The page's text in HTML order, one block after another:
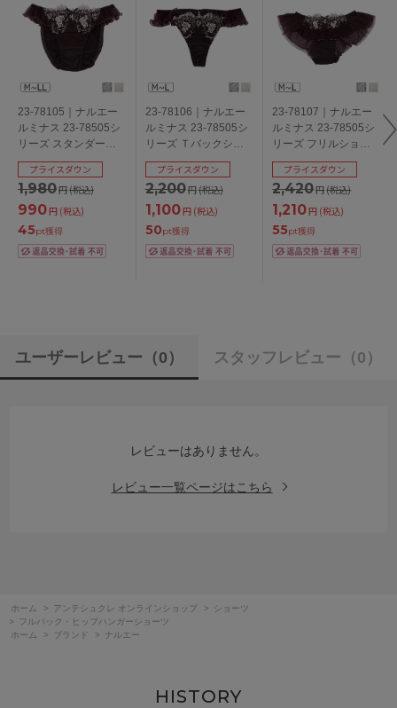
23-78105｜ナルエー
ルミナス 23-78505シ
リーズ スタンダード
ショーツ M/L/LL
1,980円(税込)
プライスダウン
990円 (税込)
45pt獲得
23-78106｜ナルエー
ルミナス 23-78505シ
リーズ Ｔバックショ
ーツ M/L
2,200円(税込)
プライスダウン
1,100円 (税込)
50pt獲得
23-78107｜ナルエー
ルミナス 23-78505シ
リーズ フリルショー
ツ M/L
2,420円(税込)
プライスダウン
1,210円 (税込)
55pt獲得
ユーザーレビュー （0） スタッフレビュー （0）
レビューはありません。
レビュー一覧ページはこちら
ホーム > アンテシュクレ オンラインショップ >
ショーツ
>
フルバック・ヒップハンガーショーツ
ホーム
> ブランド > ナルエー
HISTORY